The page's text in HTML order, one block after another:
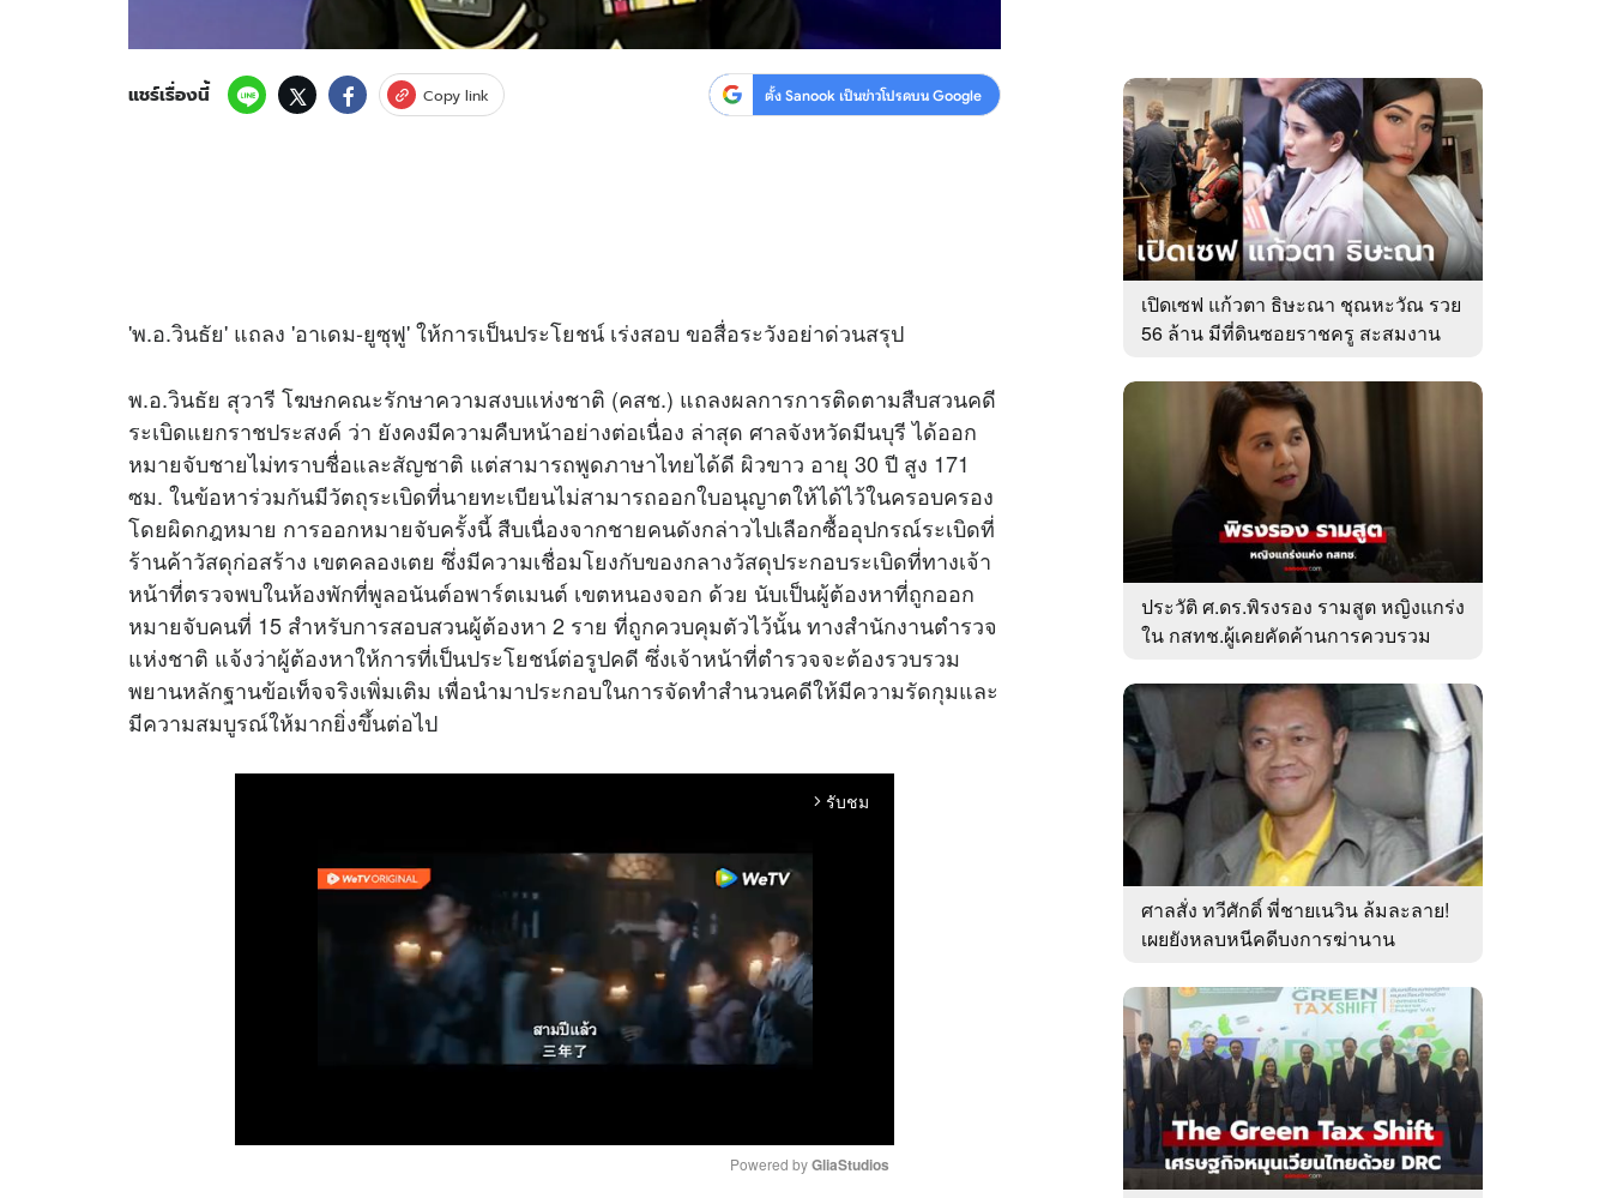
แชร์เรื่องนี้ Copy link ตั้ง Sanook เป็นข่าวโปรดบน Google
'พ.อ.วินธัย' แถลง 'อาเดม-ยูซุฟู' ให้การเป็นประโยชน์ เร่งสอบ ขอสื่อระวังอย่าด่วนสรุป
พ.อ.วินธัย สุวารี โฆษกคณะรักษาความสงบแห่งชาติ (คสช.) แถลงผลการการติดตามสืบสวนคดี
ระเบิดแยกราชประสงค์ ว่า ยังคงมีความคืบหน้าอย่างต่อเนื่อง ล่าสุด ศาลจังหวัดมีนบุรี ได้ออก
หมายจับชายไม่ทราบชื่อและสัญชาติ แต่สามารถพูดภาษาไทยได้ดี ผิวขาว อายุ 30 ปี สูง 171
ซม. ในข้อหาร่วมกันมีวัตถุระเบิดที่นายทะเบียนไม่สามารถออกใบอนุญาตให้ได้ไว้ในครอบครอง
โดยผิดกฎหมาย การออกหมายจับครั้งนี้ สืบเนื่องจากชายคนดังกล่าวไปเลือกซื้ออุปกรณ์ระเบิดที่
ร้านค้าวัสดุก่อสร้าง เขตคลองเตย ซึ่งมีความเชื่อมโยงกับของกลางวัสดุประกอบระเบิดที่ทางเจ้า
หน้าที่ตรวจพบในห้องพักที่พูลอนันต์อพาร์ตเมนต์ เขตหนองจอก ด้วย นับเป็นผู้ต้องหาที่ถูกออก
หมายจับคนที่ 15 สำหรับการสอบสวนผู้ต้องหา 2 ราย ที่ถูกควบคุมตัวไว้นั้น ทางสำนักงานตำรวจ
แห่งชาติ แจ้งว่าผู้ต้องหาให้การที่เป็นประโยชน์ต่อรูปคดี ซึ่งเจ้าหน้าที่ตำรวจจะต้องรวบรวม
พยานหลักฐานข้อเท็จจริงเพิ่มเติม เพื่อนำมาประกอบในการจัดทำสำนวนคดีให้มีความรัดกุมและ
มีความสมบูรณ์ให้มากยิ่งขึ้นต่อไป
arrow_forward_ios รับชม
Powered by GliaStudios
เปิดเซฟ แก้วตา ธิษะณา ชุณหะวัณ รวย
56 ล้าน มีที่ดินซอยราชครู สะสมงาน
ประวัติ ศ.ดร.พิรงรอง รามสูต หญิงแกร่ง
ใน กสทช.ผู้เคยคัดค้านการควบรวม
ศาลสั่ง ทวีศักดิ์ พี่ชายเนวิน ล้มละลาย!
เผยยังหลบหนีคดีบงการฆ่านาน